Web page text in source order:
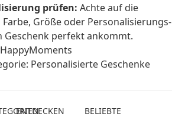
prüfen: Achte auf die
Größe oder Personalisierungs-
Geschenk perfekt ankommt.
Personalisierte Geschenke
ENTDECKEN
BELIEBTE